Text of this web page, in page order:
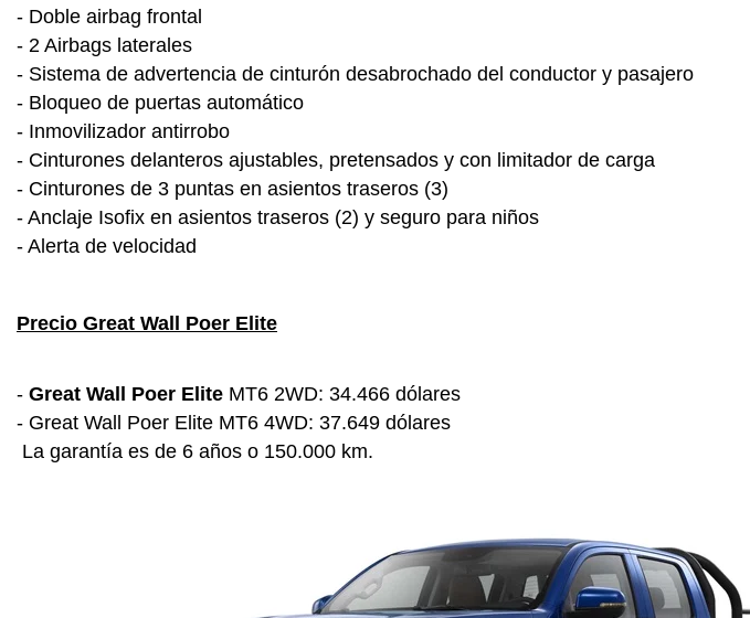
- Doble airbag frontal
- 2 Airbags laterales
- Sistema de advertencia de cinturón desabrochado del conductor y pasajero
- Bloqueo de puertas automático
- Inmovilizador antirrobo
- Cinturones delanteros ajustables, pretensados y con limitador de carga
- Cinturones de 3 puntas en asientos traseros (3)
- Anclaje Isofix en asientos traseros (2) y seguro para niños
- Alerta de velocidad
Precio Great Wall Poer Elite
- Great Wall Poer Elite MT6 2WD: 34.466 dólares
- Great Wall Poer Elite MT6 4WD: 37.649 dólares
La garantía es de 6 años o 150.000 km.